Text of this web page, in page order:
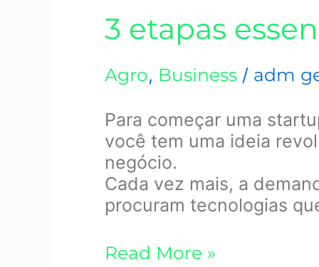
3 etapas
Agro, Business / adm
Para começar uma
você tem uma ideia
negócio.
Cada vez mais, a
procuram tecnologias
Read More »